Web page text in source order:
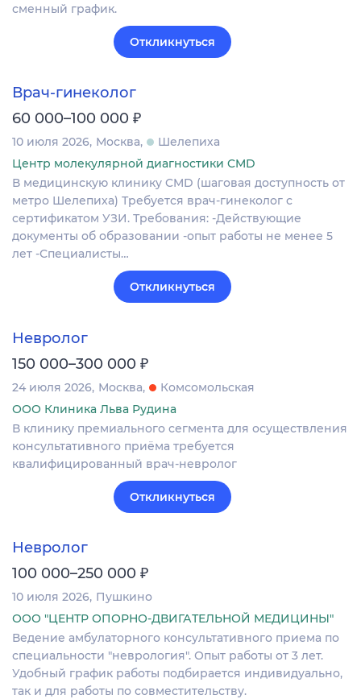
сменный график.
Откликнуться
Врач-гинеколог
60 000–100 000 ₽
10 июля 2026 Москва
Шелепиха
Центр молекулярной диагностики CMD
В медицинскую клинику CMD (шаговая доступность от
метро Шелепиха) Требуется врач-гинеколог с
сертификатом УЗИ. Требования: -Действующие
документы об образовании -опыт работы не менее 5
лет -Специалисты…
Откликнуться
Невролог
150 000–300 000 ₽
24 июля 2026 Москва
Комсомольская
ООО Клиника Льва Рудина
В клинику премиального сегмента для осуществления
консультативного приёма требуется
квалифицированный врач-невролог
Откликнуться
Невролог
100 000–250 000 ₽
10 июля 2026 Пушкино
ООО "ЦЕНТР ОПОРНО-ДВИГАТЕЛЬНОЙ МЕДИЦИНЫ"
Ведение амбулаторного консультативного приема по
специальности "неврология". Опыт работы от 3 лет.
Удобный график работы подбирается индивидуально,
так и для работы по совместительству.